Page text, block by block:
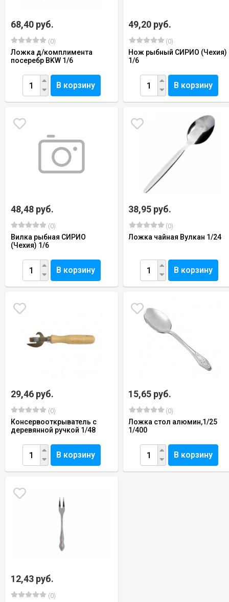
68,40 руб.
(0)
Ложка д/комплимента
посеребр BKW 1/6
В корзину
49,20 руб.
(0)
Нож рыбный СИРИО (Чехия)
1/6
В корзину
48,48 руб.
(0)
Вилка рыбная СИРИО
(Чехия) 1/6
В корзину
38,95 руб.
(0)
Ложка чайная Вулкан 1/24
В корзину
29,46 руб.
(0)
Консервооткрыватель с
деревянной ручкой 1/48
В корзину
15,65 руб.
(0)
Ложка стол алюмин,1/25
1/400
В корзину
12,43 руб.
(0)